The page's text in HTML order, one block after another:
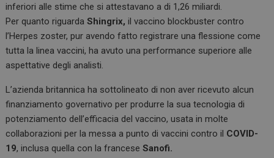
inferiori alle stime che si attestavano a di 1,26 miliardi.
Per quanto riguarda Shingrix, il vaccino blockbuster contro
l’Herpes zoster, pur avendo fatto registrare una flessione come
tutta la linea vaccini, ha avuto una performance superiore alle
aspettative degli analisti.
L’azienda britannica ha sottolineato di non aver ricevuto alcun
finanziamento governativo per produrre la sua tecnologia di
potenziamento dell’efficacia del vaccino, usata in molte
collaborazioni per la messa a punto di vaccini contro il COVID-
19, inclusa quella con la franceseSanofi.